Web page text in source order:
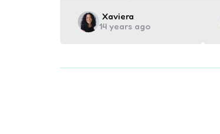
Posted
by
Xaviera
14 years ago